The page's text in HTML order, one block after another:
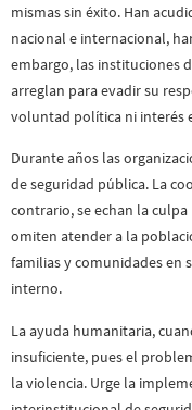
mismas sin éxito. Han
nacional e internacional,
embargo, las instituciones
arreglan para evadir su
voluntad política ni interés
Durante años las
de seguridad pública. La
contrario, se echan la
omiten atender a la
familias y comunidades en
interno.
La ayuda humanitaria,
insuficiente, pues el
la violencia. Urge la